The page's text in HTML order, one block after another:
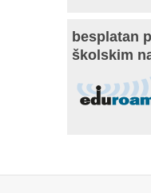
besplatan
školskim